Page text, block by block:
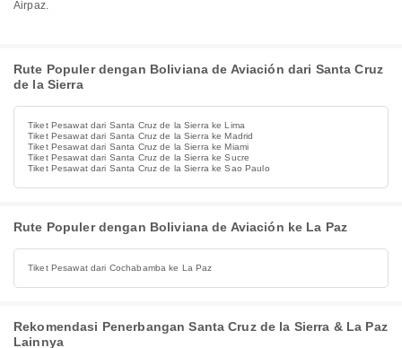
Airpaz.
Rute Populer dengan Boliviana de Aviación dari Santa Cruz
de la Sierra
Tiket Pesawat dari Santa Cruz de la Sierra ke Lima
Tiket Pesawat dari Santa Cruz de la Sierra ke Madrid
Tiket Pesawat dari Santa Cruz de la Sierra ke Miami
Tiket Pesawat dari Santa Cruz de la Sierra ke Sucre
Tiket Pesawat dari Santa Cruz de la Sierra ke Sao Paulo
Rute Populer dengan Boliviana de Aviación ke La Paz
Tiket Pesawat dari Cochabamba ke La Paz
Rekomendasi Penerbangan Santa Cruz de la Sierra & La Paz
Lainnya